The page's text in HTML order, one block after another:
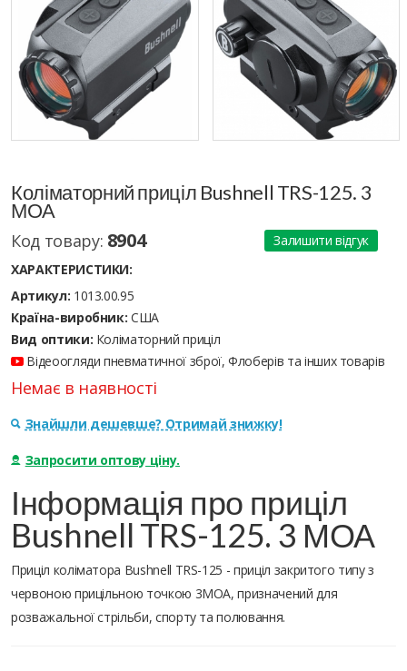
Коліматорний приціл Bushnell TRS-125. 3
МОА
Код товару: 8904
Залишити відгук
ХАРАКТЕРИСТИКИ:
Артикул: 1013.00.95
Країна-виробник: США
Вид оптики: Коліматорний приціл
Відеоогляди пневматичної зброї, Флоберів та інших товарів
Немає в наявності
Знайшли дешевше? Отримай знижку!
Запросити оптову ціну.
Інформація про приціл
Bushnell TRS-125. 3 МОА
Приціл коліматора Bushnell TRS-125 - приціл закритого типу з
червоною прицільною точкою 3МОА, призначений для
розважальної стрільби, спорту та полювання.